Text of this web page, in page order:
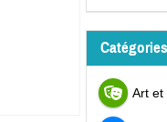
Art et